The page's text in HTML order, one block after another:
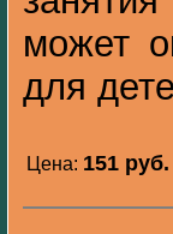
может
для
Цена: 151 pуб.